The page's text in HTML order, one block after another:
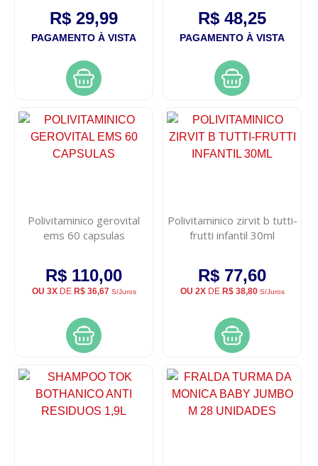
R$ 29,99
PAGAMENTO À VISTA
R$ 48,25
PAGAMENTO À VISTA
Polivitaminico gerovital
ems 60 capsulas
R$ 110,00
OU 3XDE R$ 36,67 S/Juros
Polivitaminico zirvit b tutti-
frutti infantil 30ml
R$ 77,60
OU 2XDE R$ 38,80S/Juros